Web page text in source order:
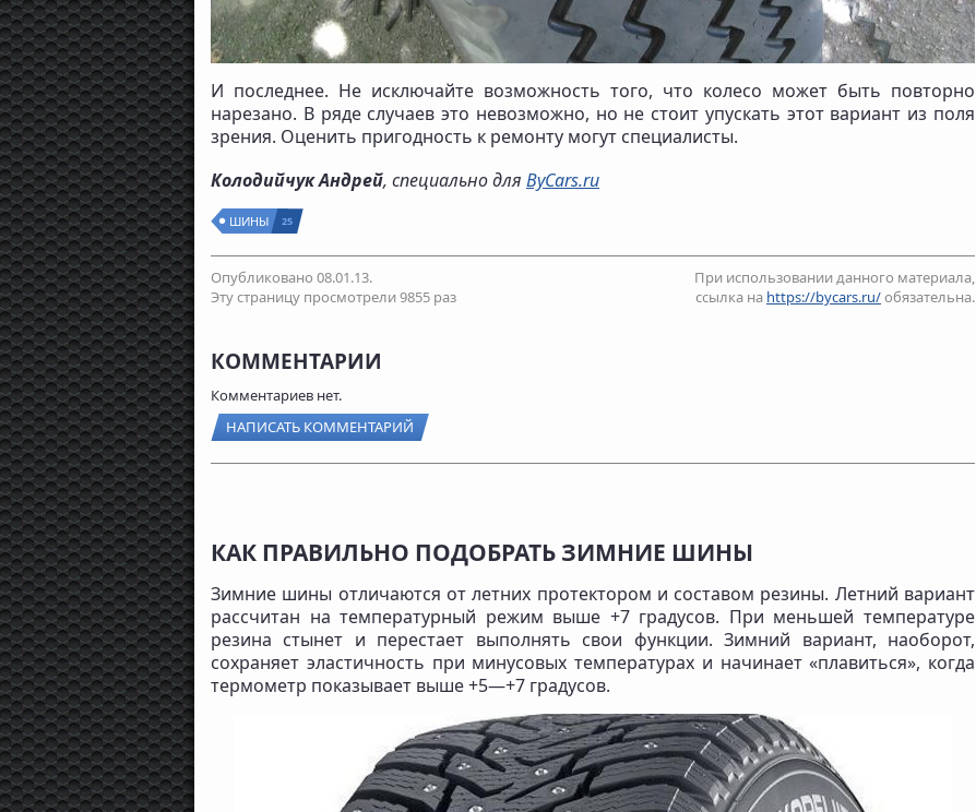
И последнее. Не исключайте возможность того, что колесо может быть повторно
нарезано. В ряде случаев это невозможно, но не стоит упускать этот вариант из поля
зрения. Оценить пригодность к ремонту могут специалисты.
Колодийчук Андрей, специально для ByCars.ru
ШИНЫ 25
При использовании данного материала,
ссылка на https://bycars.ru/обязательна.
Опубликовано 08.01.13.
Эту страницу просмотрели 9855 раз
КОММЕНТАРИИ
Комментариев нет.
НАПИСАТЬ КОММЕНТАРИЙ
КАК ПРАВИЛЬНО ПОДОБРАТЬ ЗИМНИЕ ШИНЫ
Зимние шины отличаются от летних протектором и составом резины. Летний вариант
рассчитан на температурный режим выше +7 градусов. При меньшей температуре
резина стынет и перестает выполнять свои функции. Зимний вариант, наоборот,
сохраняет эластичность при минусовых температурах и начинает «плавиться», когда
термометр показывает выше +5—+7 градусов.